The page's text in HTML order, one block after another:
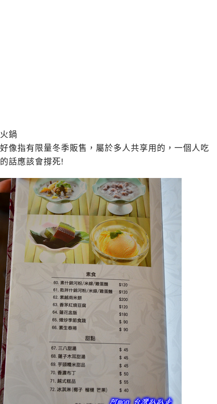
火鍋
好像指有限量冬季販售，屬於多人共享用的，一個人吃
的話應該會撐死!